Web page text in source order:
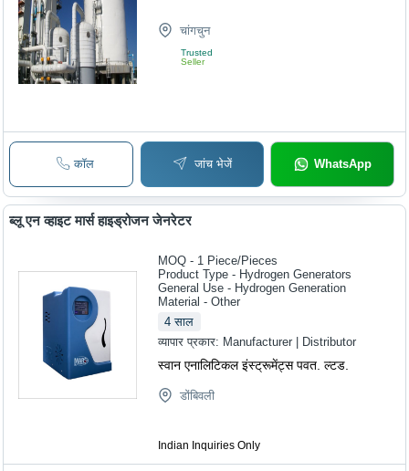
चांगचुन
Trusted
Seller
कॉल जांच भेजें WhatsApp
ब्लू एन व्हाइट मार्स हाइड्रोजन जेनरेटर
MOQ - 1 Piece/Pieces
Product Type - Hydrogen Generators
General Use - Hydrogen Generation
Material - Other
4 साल
व्यापार प्रकार: Manufacturer | Distributor
स्वान एनालिटिकल इंस्ट्रूमेंट्स पवत. ल्टड.
डोंबिवली
Indian Inquiries Only